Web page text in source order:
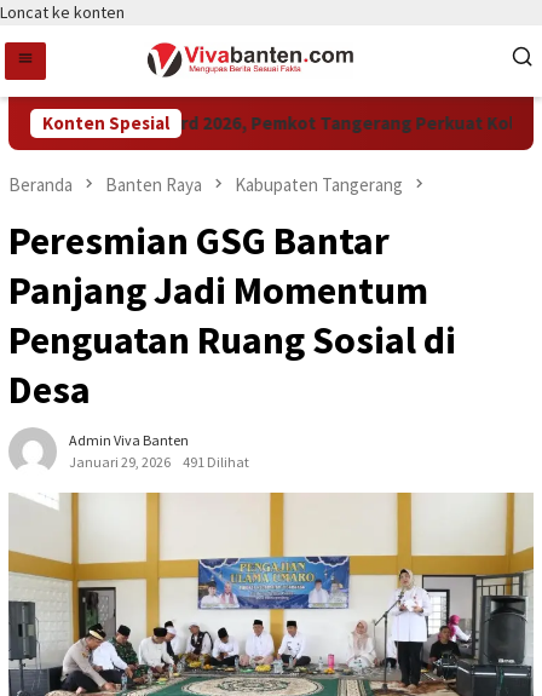
Loncat ke konten
Konten Spesial
Raih LPM Award 2026, Pemkot Tangerang Perkuat
Beranda Banten Raya Kabupaten Tangerang
Peresmian GSG Bantar
Panjang Jadi Momentum
Penguatan Ruang Sosial di
Desa
Admin Viva Banten
Januari 29, 2026
491 Dilihat